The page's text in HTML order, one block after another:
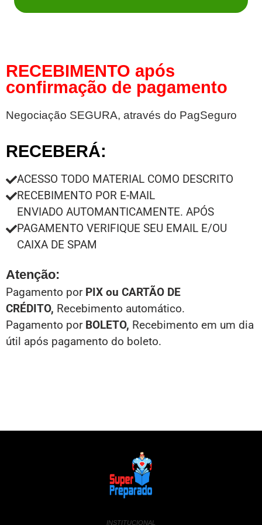
RECEBIMENTO após
confirmação de pagamento
Negociação SEGURA, através do PagSeguro
RECEBERÁ:
ACESSO TODO MATERIAL COMO DESCRITO
RECEBIMENTO POR E-MAIL
ENVIADO AUTOMANTICAMENTE. APÓS
PAGAMENTO VERIFIQUE SEU EMAIL E/OU
CAIXA DE SPAM
Atenção:
Pagamento por PIX ou CARTÃO DE
CRÉDITO, Recebimento automático.
Pagamento por BOLETO, Recebimento em um dia
útil após pagamento do boleto.
INSTITUCIONAL